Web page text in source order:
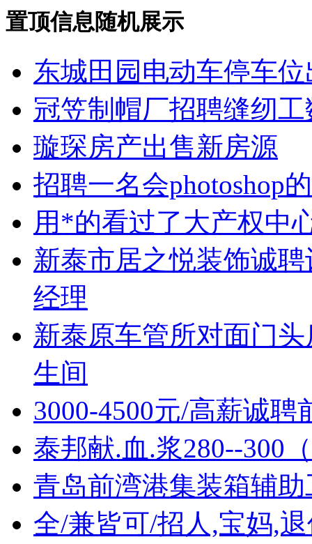
置顶信息随机展示
东城田园电动车停车
冠笠制帽厂招聘缝纫
璇琛房产出售新房源
招聘一名会photoshop
用*的看过了大产权中
新泰市居之悦装饰诚
经理
新泰原车管所对面门
生间
3000-4500元/高薪诚聘
泰邦献.血.浆280--300
青岛前湾港集装箱辅
全/兼皆可/招人,宝妈,